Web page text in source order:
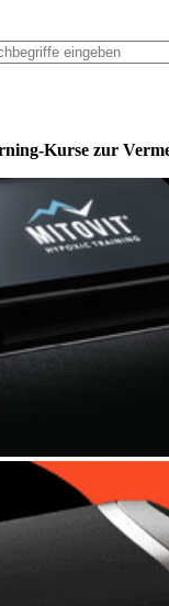
Kurse zur